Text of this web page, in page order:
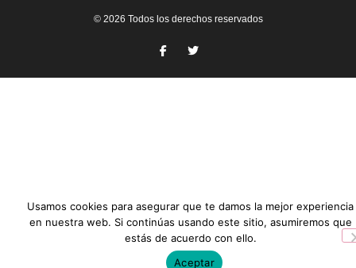
© 2026 Todos los derechos reservados
Usamos cookies para asegurar que te damos la mejor experiencia
en nuestra web. Si continúas usando este sitio, asumiremos que
estás de acuerdo con ello.
Aceptar